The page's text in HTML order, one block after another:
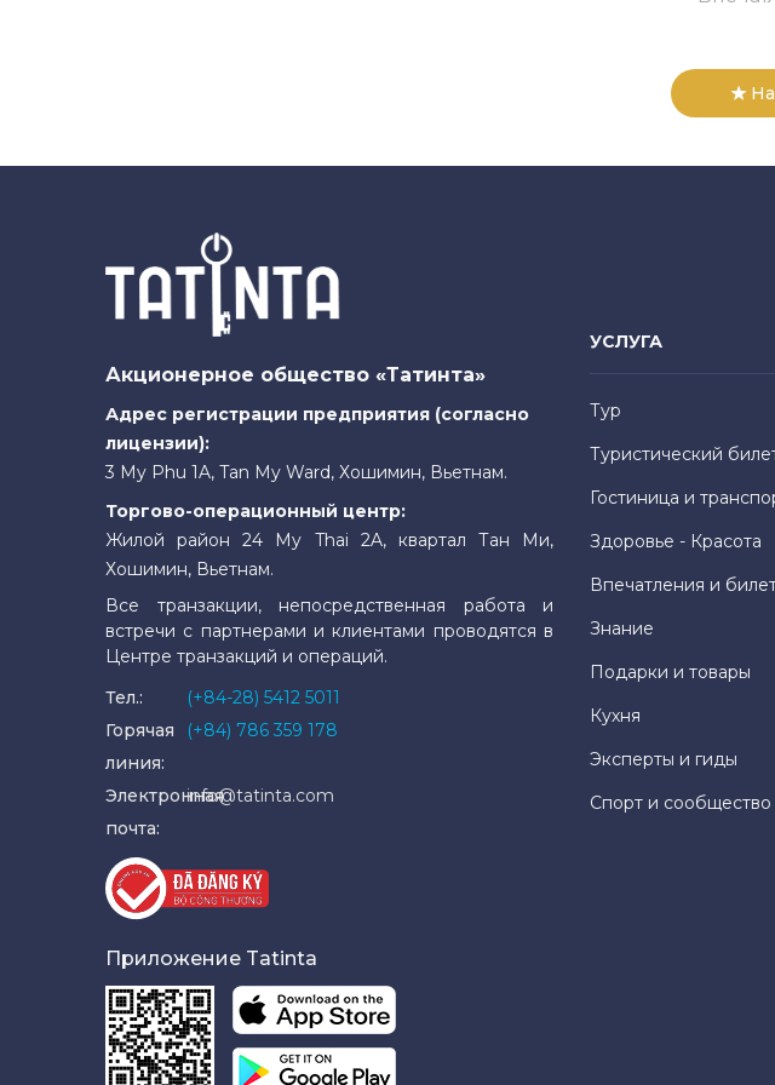
Акционерное общество «Татинта»
Адрес регистрации предприятия (согласно
лицензии):
3 My Phu 1A, Tan My Ward, Хошимин, Вьетнам.
Торгово-операционный центр:
Жилой район 24 My Thai 2A, квартал Тан Ми,
Хошимин, Вьетнам.
Все транзакции, непосредственная работа и
встречи с партнерами и клиентами проводятся в
Центре транзакций и операций.
Тел.:
(+84-28) 5412 5011
Горячая
линия:
(+84) 786 359 178
Электронная
почта:
info@tatinta.com
Приложение Tatinta
УСЛУГА
Тур
Туристический
Гостиница и
Здоровье - Красота
Впечатления и
Знание
Подарки и товары
Кухня
Эксперты и гиды
Спорт и сообщество